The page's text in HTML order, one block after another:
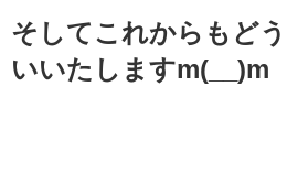
そしてこれからもど
いいたしますm(__)m